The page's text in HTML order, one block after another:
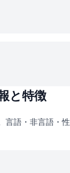
と特徴
言語・非言語・性